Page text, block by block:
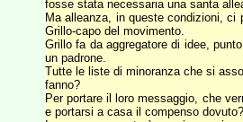
fosse stata necessaria una santa
Ma alleanza, in queste condizioni,
Grillo-capo del movimento.
Grillo fa da aggregatore di idee,
un padrone.
Tutte le liste di minoranza che si
fanno?
Per portare il loro messaggio, che
e portarsi a casa il compenso dovuto?